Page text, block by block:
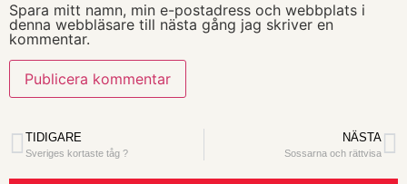
Spara mitt namn, min e-postadress och webbplats i
denna webbläsare till nästa gång jag skriver en
kommentar.
TIDIGARE
Sveriges kortaste tåg ?
NÄSTA
Sossarna och rättvisa